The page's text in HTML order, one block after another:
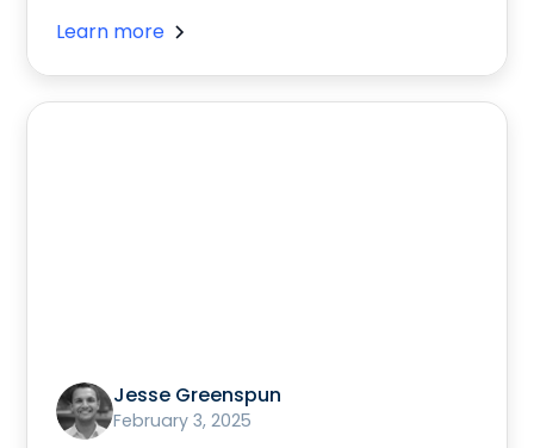
Learn more
Jesse Greenspun
February 3, 2025